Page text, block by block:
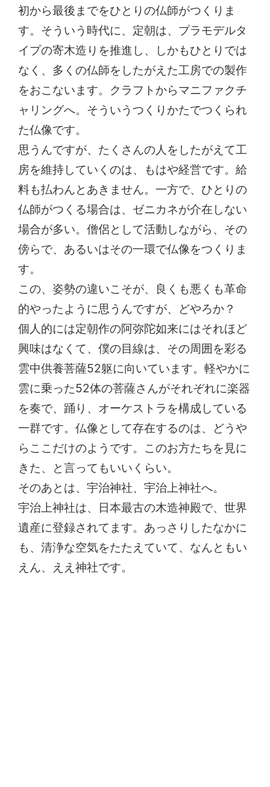
初から最後までをひとりの仏師がつくりま
す。そういう時代に、定朝は、プラモデルタ
イプの寄木造りを推進し、しかもひとりでは
なく、多くの仏師をしたがえた工房での製作
をおこないます。クラフトからマニファクチ
ャリングへ。そういうつくりかたでつくられ
た仏像です。
思うんですが、たくさんの人をしたがえて工
房を維持していくのは、もはや経営です。給
料も払わんとあきません。一方で、ひとりの
仏師がつくる場合は、ゼニカネが介在しない
場合が多い。僧侶として活動しながら、その
傍らで、あるいはその一環で仏像をつくりま
す。
この、姿勢の違いこそが、良くも悪くも革命
的やったように思うんですが、どやろか？
個人的には定朝作の阿弥陀如来にはそれほど
興味はなくて、僕の目線は、その周囲を彩る
雲中供養菩薩52躯に向いています。軽やかに
雲に乗った52体の菩薩さんがそれぞれに楽器
を奏で、踊り、オーケストラを構成している
一群です。仏像として存在するのは、どうや
らここだけのようです。このお方たちを見に
きた、と言ってもいいくらい。
そのあとは、宇治神社、宇治上神社へ。
宇治上神社は、日本最古の木造神殿で、世界
遺産に登録されてます。あっさりしたなかに
も、清浄な空気をたたえていて、なんともい
えん、ええ神社です。